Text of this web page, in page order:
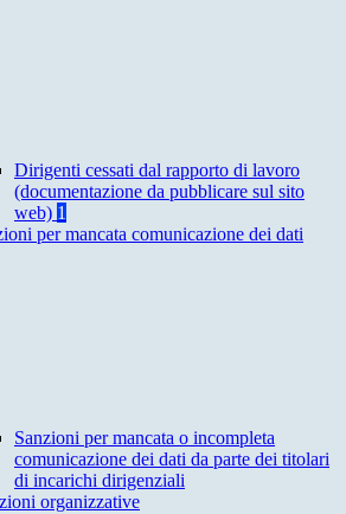
Dirigenti cessati dal rapporto di lavoro
(documentazione da pubblicare sul sito
web) 1
per mancata comunicazione dei dati
Sanzioni per mancata o incompleta
comunicazione dei dati da parte dei titolari
di incarichi dirigenziali
organizzative